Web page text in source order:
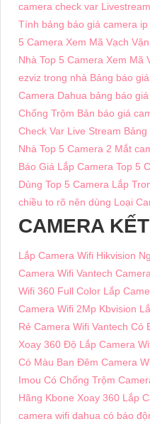
camera check var Livestream
Tính bảng báo giá camera ip
5 Camera Xem Mã Vạch
Nhà Top 5 Camera Xem Mã
ezviz trong nhà Bảng báo
Camera Dahua bảng báo
Chống Trộm Bản báo giá
Check Var Live Stream
Nhà Top 5 Camera 2 Mắt
Báo Giá Lắp Camera Top 5
Dùng Top 5 Camera Lắp
chiều to rõ nên dùng Loại
CAMERA
Lắp Camera Wifi Hikvision
Camera Wifi Vantech
Wifi 360 Full Color Lắp
Camera Wifi 2Mp Kbvision
Rẻ Camera Wifi Vantech Có
Xoay 360 Độ Lắp Camera
Có Màu Ban Đêm Camera
Imou Có Chống Trộm
Hãng Kbone Xoay 360 Lắp
camera wifi dahua có báo